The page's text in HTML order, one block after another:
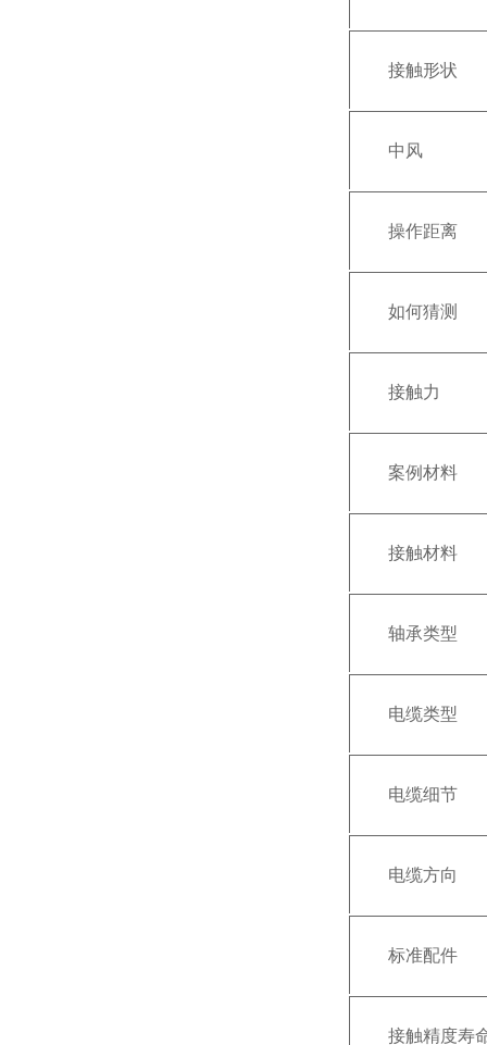
接触形状
中风
操作距离
如何猜测
接触力
案例材料
接触材料
轴承类型
电缆类型
电缆细节
电缆方向
标准配件
接触精度寿